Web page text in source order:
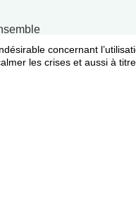
concernant
les crises et aussi à